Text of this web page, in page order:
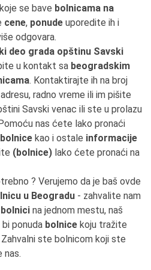
koje se bave bolnicama na
cene, ponude uporedite ih i
odgovara.
deo grada opštinu Savski
u kontakt sa beogradskim
. Kontaktirajte ih na broj
radno vreme ili im pišite
Savski venac ili ste u prolazu
nas ćete lako pronaći
bolnice kao i ostale informacije
(bolnice) lako ćete pronaći na
? Verujemo da je baš ovde
u Beogradu - zahvalite nam
na jednom mestu, naš
ponuda bolnice koju tražite
Zahvalni ste bolnicom koji ste
nas.